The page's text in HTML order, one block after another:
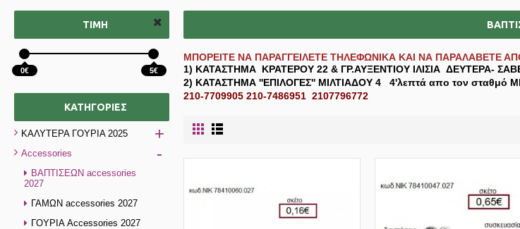
ΤΙΜΉ
0€ 5€
ΚΑΤΗΓΟΡΊΕΣ
ΚΑΛΥΤΕΡΑ ΓΟΥΡΙΑ 2025 +
Accessories -
ΒΑΠΤΙΣΕΩΝ accessories
2027
ΓΑΜΩΝ accessories 2027
ΓΟΥΡΙΑ Accessories 2027
ΜΠΟΡΕΙΤΕ ΝΑ ΠΑΡΑΓΓΕΙΛΕΤΕ ΤΗΛΕΦΩΝΙΚΑ ΚΑΙ ΝΑ ΠΑΡΑΛΑΒΕΤΕ
1) ΚΑΤΑΣΤΗΜΑ ΚΡΑΤΕΡΟΥ 22 & ΓΡ.ΑΥΞΕΝΤΙΟΥ ΙΛΙΣΙΑ ΔΕΥΤΕΡΑ-
2) ΚΑΤΑΣΤΗΜΑ ''ΕΠΙΛΟΓΕΣ'' ΜΙΛΤΙΑΔΟΥ 4 4'λεπτά απο τον σταθμό
210-7709905 210-7486951 2107796772